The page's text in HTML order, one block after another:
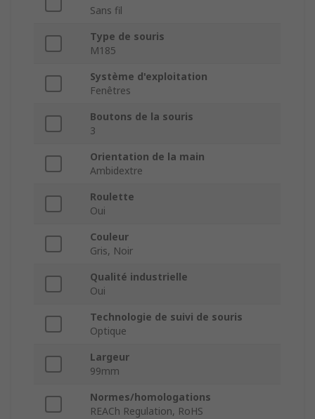
Sans fil
Type de souris
M185
Système d'exploitation
Fenêtres
Boutons de la souris
3
Orientation de la main
Ambidextre
Roulette
Oui
Couleur
Gris, Noir
Qualité industrielle
Oui
Technologie de suivi de souris
Optique
Largeur
99mm
Normes/homologations
REACh Regulation, RoHS